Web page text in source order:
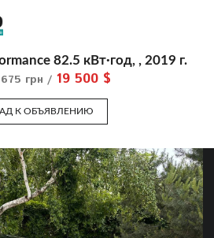
82.5 кВт·год, , 2019 г.
грн / 19 500 $
К ОБЪЯВЛЕНИЮ